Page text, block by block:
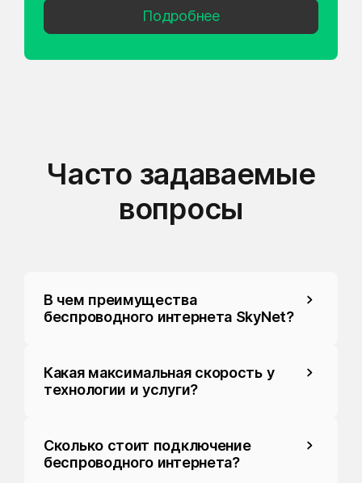
Подробнее
Часто задаваемые
вопросы
В чем преимущества
беспроводного интернета SkyNet?
Какая максимальная скорость у
технологии и услуги?
Сколько стоит подключение
беспроводного интернета?